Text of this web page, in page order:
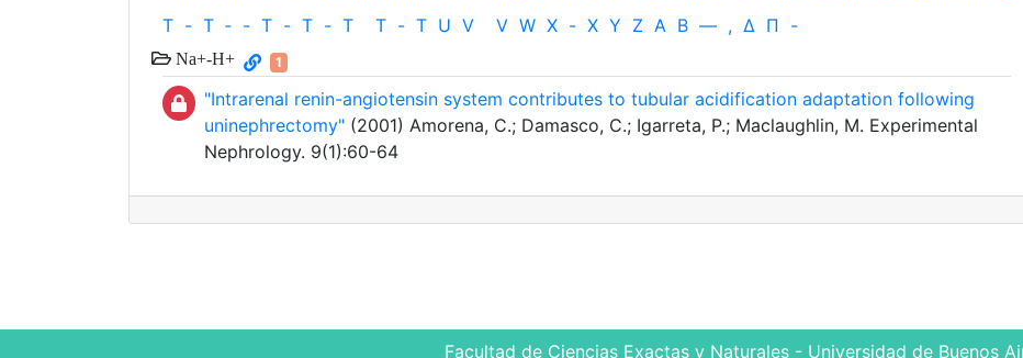
T - T ‐ - T - T - T T - T U V V W X - X Y Z Α Β — , Δ Π -
Na+-H+ 1
"Intrarenal renin-angiotensin system contributes to tubular acidification adaptation following
uninephrectomy" (2001) Amorena, C.; Damasco, C.; Igarreta, P.; Maclaughlin, M. Experimental
Nephrology. 9(1):60-64
Facultad de Ciencias Exactas y Naturales - Universidad de Buenos